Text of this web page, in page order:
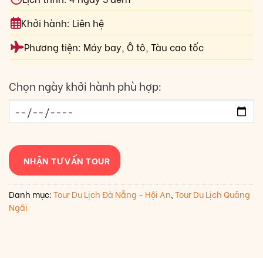
Khởi hành: Liên hệ
Phương tiện: Máy bay, Ô tô, Tàu cao tốc
Chọn ngày khởi hành phù hợp:
NHẬN TƯ VẤN TOUR
Danh mục:Tour Du Lịch Đà Nẵng - Hội An Tour Du Lịch Quảng
Ngãi